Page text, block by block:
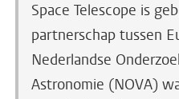
Space Telescope is
partnerschap tussen
Nederlandse
Astronomie (NOVA)